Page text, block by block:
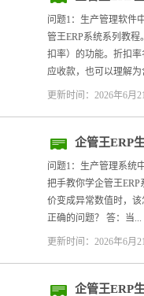
问题1：生产管理软件
管王ERP系统系列教
扣率）的功能。折扣
应收款，也可以理解
更新时间：2026年6月
企管王ERP
问题1：生产管理系统
把手教你学企管王
价变成异常数值时，
正确的问题？ 答：当...
更新时间：2026年6月
企管王ERP